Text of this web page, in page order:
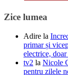
Zice lumea
Adire la
primar și
electrice,
tv2 la Nicole
pentru zilele